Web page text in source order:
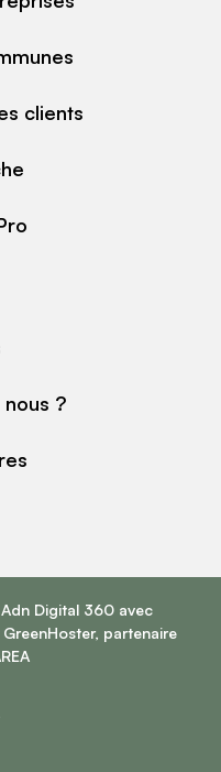
clients
?
Adn Digital 360avec
GreenHoster, partenaire